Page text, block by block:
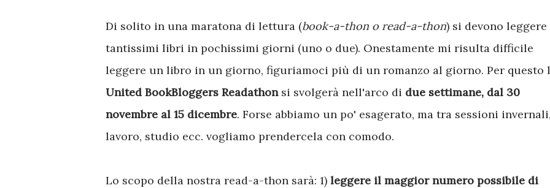
Di solito in una maratona di lettura (book-a-thon o read-a-thon) si devono leggere
tantissimi libri in pochissimi giorni (uno o due). Onestamente mi risulta difficile
leggere un libro in un giorno, figuriamoci più di un romanzo al giorno. Per questo
United BookBloggers Readathonsi svolgerà nell'arco di due settimane, dal 30
novembre al 15 dicembre. Forse abbiamo un po' esagerato, ma tra sessioni invernali,
lavoro, studio ecc. vogliamo prendercela con comodo.
Lo scopo della nostra read-a-thon sarà: 1) leggere il maggior numero possibile di